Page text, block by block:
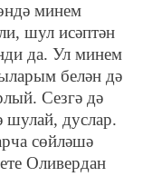
минем
шул исәптән
да. Ул минем
белән дә
Сезгә дә
шулай, дуслар.
сөйләшә
Оливердан